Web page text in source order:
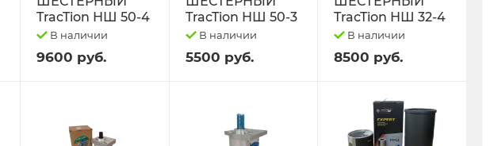
TracTion НШ 50-4
В наличии
9600 руб.
TracTion НШ 50-3
В наличии
5500 руб.
TracTion НШ 32-4
В наличии
8500 руб.